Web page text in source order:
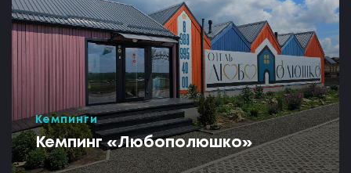
Кемпинги
Кемпинг «Любополюшко»